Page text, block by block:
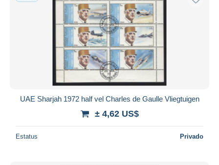
Aplicar
UAE Sharjah 1972 half vel Charles de Gaulle Vliegtuigen
± 4,62 US$
Estatus Privado